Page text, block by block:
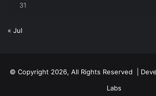
31
« Jul
© Copyright 2026, All Rights Reserved |
Labs